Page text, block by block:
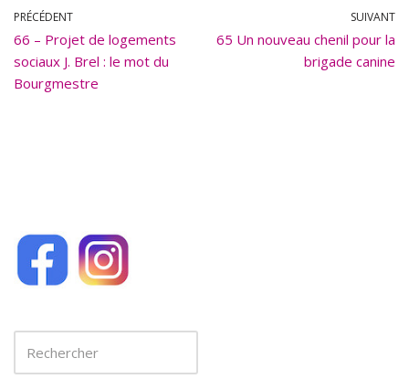
b
o
o
PRÉCÉDENT
66 – Projet de logements
sociaux J. Brel : le mot du
Bourgmestre
SUIVANT
65 Un nouveau chenil pour la
brigade canine